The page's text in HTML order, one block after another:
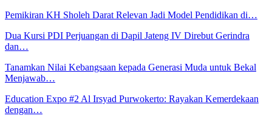
Pemikiran KH Sholeh Darat Relevan Jadi Model Pendidikan di…
Dua Kursi PDI Perjuangan di Dapil Jateng IV Direbut Gerindra
dan…
Tanamkan Nilai Kebangsaan kepada Generasi Muda untuk Bekal
Menjawab…
Education Expo #2 Al Irsyad Purwokerto: Rayakan Kemerdekaan
dengan…